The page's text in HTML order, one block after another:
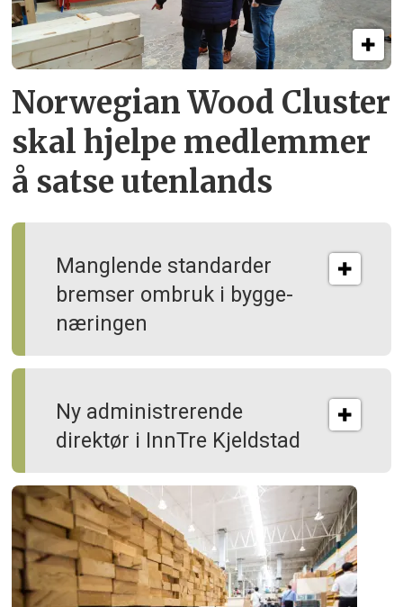
Norwegian Wood Cluster
skal hjelpe medlemmer
å satse utenlands
Manglende standarder
bremser ombruk i bygge­
næringen
Ny administrerende
direktør i InnTre Kjeldstad